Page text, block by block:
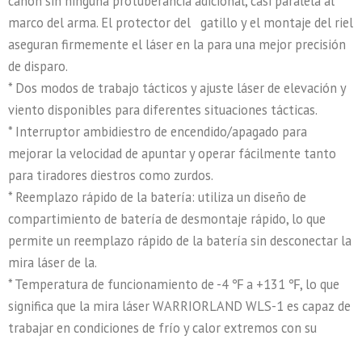
marco del arma. El protector del gatillo y el montaje del riel
aseguran firmemente el láser en la para una mejor precisión
de disparo.
* Dos modos de trabajo tácticos y ajuste láser de elevación y
viento disponibles para diferentes situaciones tácticas.
* Interruptor ambidiestro de encendido/apagado para
mejorar la velocidad de apuntar y operar fácilmente tanto
para tiradores diestros como zurdos.
* Reemplazo rápido de la batería: utiliza un diseño de
compartimiento de batería de desmontaje rápido, lo que
permite un reemplazo rápido de la batería sin desconectar la
mira láser de la.
* Temperatura de funcionamiento de -4 ℉ a +131 ℉, lo que
significa que la mira láser WARRIORLAND WLS-1 es capaz de
trabajar en condiciones de frío y calor extremos con su